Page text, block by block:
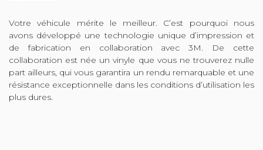
Votre véhicule mérite le meilleur. C’est pourquoi nous
avons développé une technologie unique d’impression et
de fabrication en collaboration avec 3M. De cette
collaboration est née un vinyle que vous ne trouverez nulle
part ailleurs, qui vous garantira un rendu remarquable et une
résistance exceptionnelle dans les conditions d’utilisation les
plus dures.